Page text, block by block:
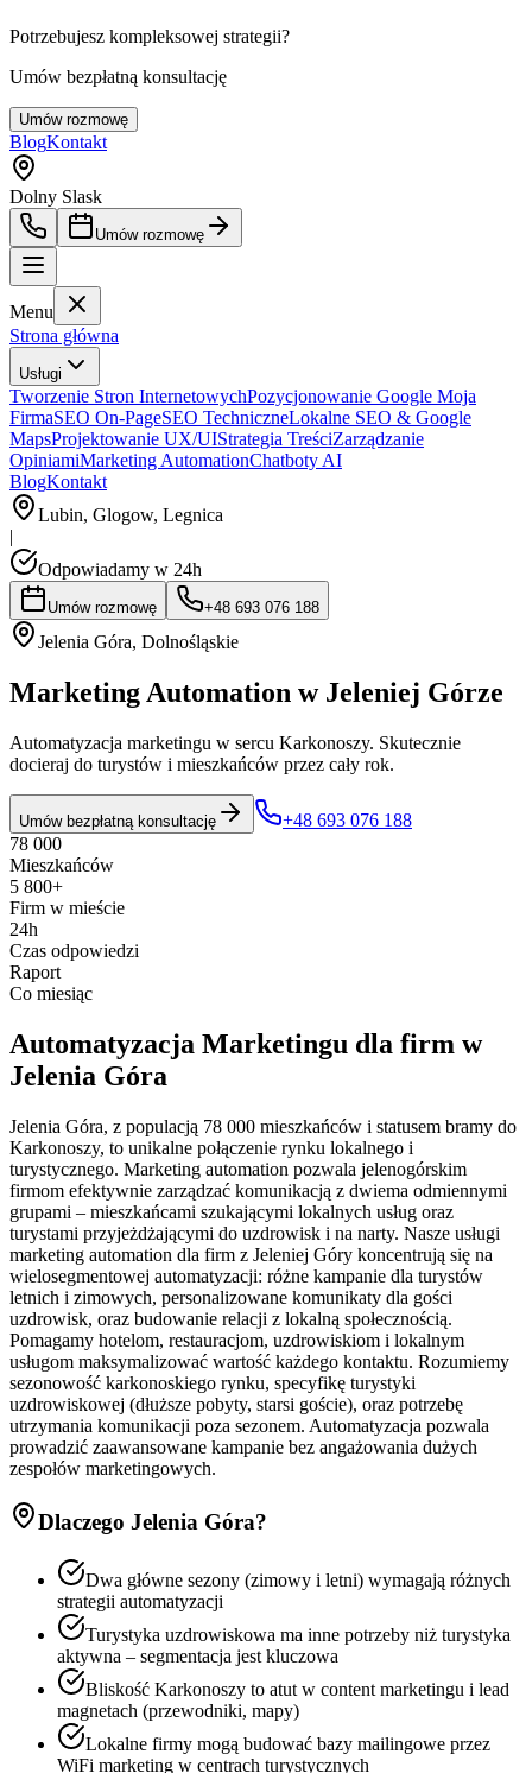
Potrzebujesz kompleksowej strategii?
Umów bezpłatną konsultację
Umów rozmowę
BlogKontakt
Dolny Slask
Umów rozmowę
Menu
Strona główna
Usługi
Tworzenie Stron InternetowychPozycjonowanie Google Moja
FirmaSEO On-PageSEO TechniczneLokalne SEO & Google
MapsProjektowanie UX/UIStrategia TreściZarządzanie
OpiniamiMarketing AutomationChatboty AI
BlogKontakt
Lubin, Glogow, Legnica
|
Odpowiadamy w 24h
Umów rozmowę +48 693 076 188
Jelenia Góra, Dolnośląskie
Marketing Automation w Jeleniej Górze
Automatyzacja marketingu w sercu Karkonoszy. Skutecznie
docieraj do turystów i mieszkańców przez cały rok.
Umów bezpłatną konsultację
+48 693 076 188
78 000
Mieszkańców
5 800+
Firm w mieście
24h
Czas odpowiedzi
Raport
Co miesiąc
Automatyzacja Marketingu dla firm w
Jelenia Góra
Jelenia Góra, z populacją 78 000 mieszkańców i statusem bramy do
Karkonoszy, to unikalne połączenie rynku lokalnego i
turystycznego. Marketing automation pozwala jelenogórskim
firmom efektywnie zarządzać komunikacją z dwiema odmiennymi
grupami – mieszkańcami szukającymi lokalnych usług oraz
turystami przyjeżdżającymi do uzdrowisk i na narty. Nasze usługi
marketing automation dla firm z Jeleniej Góry koncentrują się na
wielosegmentowej automatyzacji: różne kampanie dla turystów
letnich i zimowych, personalizowane komunikaty dla gości
uzdrowisk, oraz budowanie relacji z lokalną społecznością.
Pomagamy hotelom, restauracjom, uzdrowiskiom i lokalnym
usługom maksymalizować wartość każdego kontaktu. Rozumiemy
sezonowość karkonoskiego rynku, specyfikę turystyki
uzdrowiskowej (dłuższe pobyty, starsi goście), oraz potrzebę
utrzymania komunikacji poza sezonem. Automatyzacja pozwala
prowadzić zaawansowane kampanie bez angażowania dużych
zespołów marketingowych.
Dlaczego Jelenia Góra?
Dwa główne sezony (zimowy i letni) wymagają różnych
strategii automatyzacji
Turystyka uzdrowiskowa ma inne potrzeby niż turystyka
aktywna – segmentacja jest kluczowa
Bliskość Karkonoszy to atut w content marketingu i lead
magnetach (przewodniki, mapy)
Lokalne firmy mogą budować bazy mailingowe przez
WiFi marketing w centrach turystycznych